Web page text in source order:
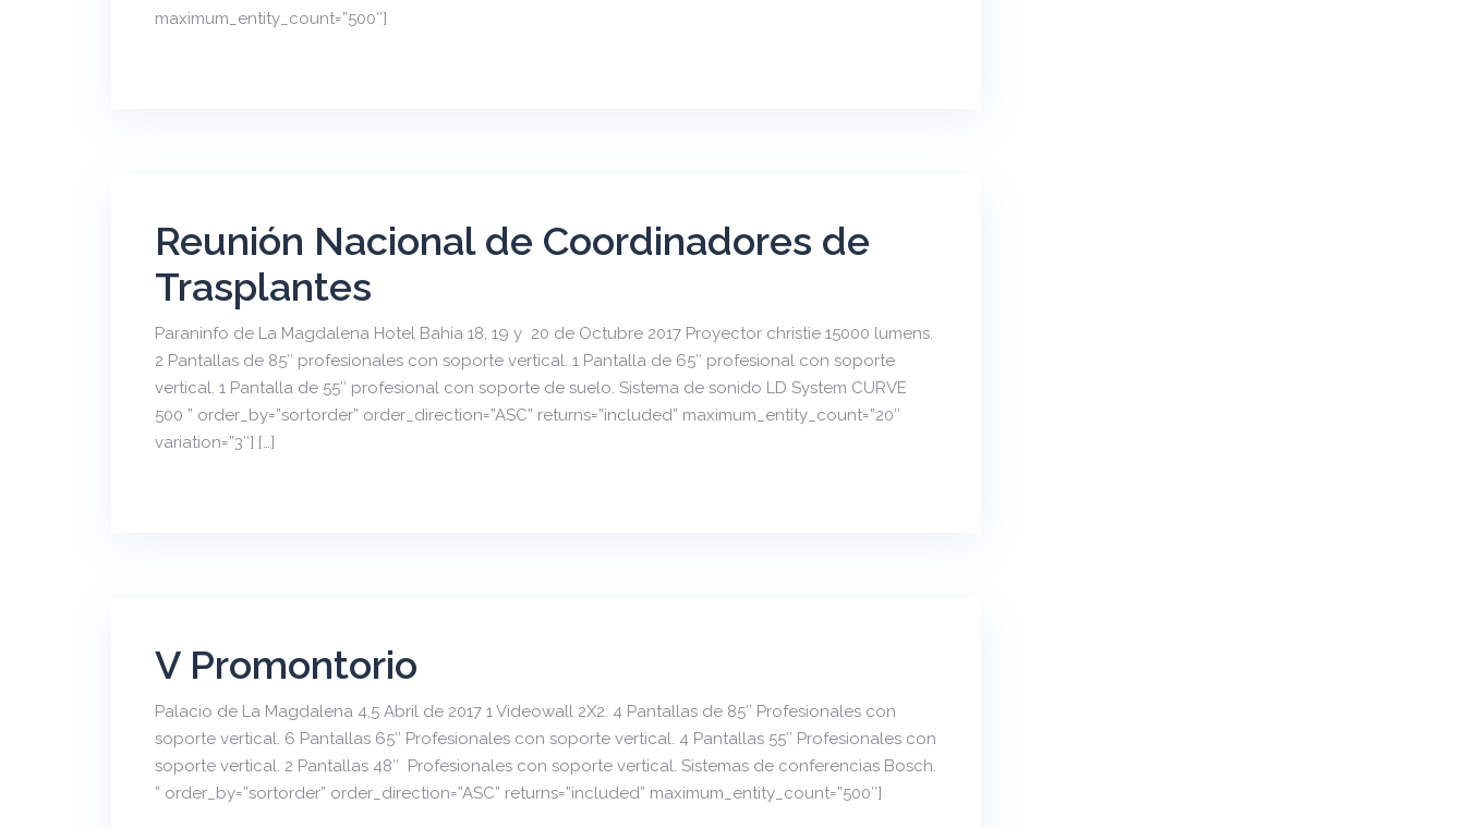
maximum_entity_count=”500″]
Reunión Nacional de Coordinadores de
Trasplantes
Paraninfo de La Magdalena Hotel Bahia 18, 19 y 20 de Octubre 2017 Proyector christie 15000 lumens.
2 Pantallas de 85″ profesionales con soporte vertical. 1 Pantalla de 65″ profesional con soporte
vertical. 1 Pantalla de 55″ profesional con soporte de suelo. Sistema de sonido LD System CURVE
500 ” order_by=”sortorder” order_direction=”ASC” returns=”included” maximum_entity_count=”20″
variation=”3″] […]
V Promontorio
Palacio de La Magdalena 4,5 Abril de 2017 1 Videowall 2X2. 4 Pantallas de 85″ Profesionales con
soporte vertical. 6 Pantallas 65″ Profesionales con soporte vertical. 4 Pantallas 55″ Profesionales con
soporte vertical. 2 Pantallas 48″ Profesionales con soporte vertical. Sistemas de conferencias Bosch.
” order_by=”sortorder” order_direction=”ASC” returns=”included” maximum_entity_count=”500″]